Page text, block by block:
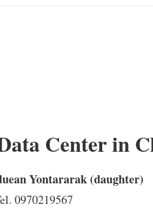
Center in
Yontararak (daughter)
0970219567